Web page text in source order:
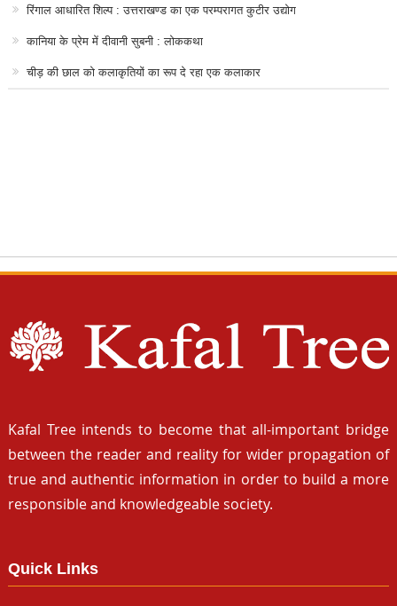
रिंगाल आधारित शिल्प : उत्तराखण्ड का एक परम्परागत कुटीर उद्योग
कानिया के प्रेम में दीवानी सुबनी : लोककथा
चीड़ की छाल को कलाकृतियों का रूप दे रहा एक कलाकार
Kafal Tree intends to become that all-important bridge
between the reader and reality for wider propagation of
true and authentic information in order to build a more
responsible and knowledgeable society.
Quick Links